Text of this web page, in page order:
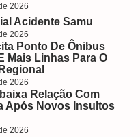
2026
Acidente Samu
2026
Ponto De Ônibus
Mais Linhas Para O
2026
Relação Com
Após Novos Insultos
2026